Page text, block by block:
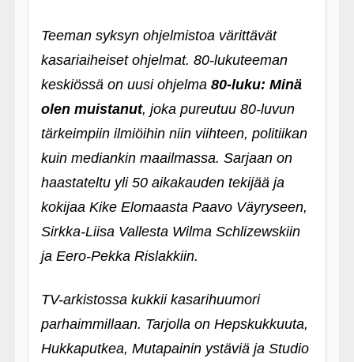
Teeman syksyn ohjelmistoa värittävät
kasariaiheiset ohjelmat. 80-lukuteeman
keskiössä on uusi ohjelma 80-luku: Minä
olen muistanut, joka pureutuu 80-luvun
tärkeimpiin ilmiöihin niin viihteen, politiikan
kuin mediankin maailmassa. Sarjaan on
haastateltu yli 50 aikakauden tekijää ja
kokijaa Kike Elomaasta Paavo Väyryseen,
Sirkka-Liisa Vallesta Wilma Schlizewskiin
ja Eero-Pekka Rislakkiin.
TV-arkistossa kukkii kasarihuumori
parhaimmillaan. Tarjolla on Hepskukkuuta,
Hukkaputkea, Mutapainin ystäviä ja Studio